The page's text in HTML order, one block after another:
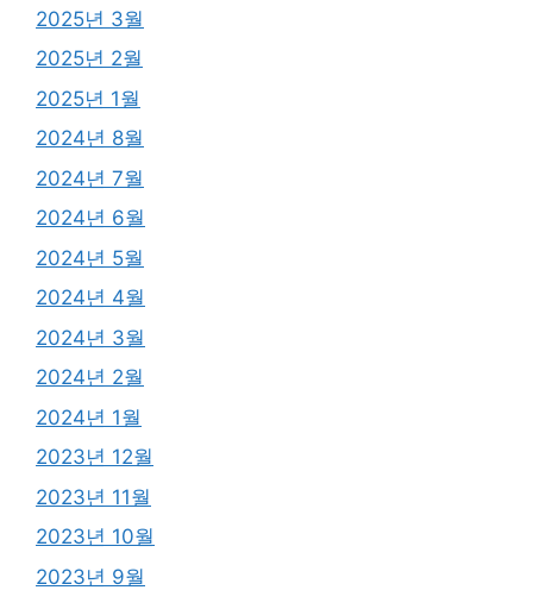
2025년 3월
2025년 2월
2025년 1월
2024년 8월
2024년 7월
2024년 6월
2024년 5월
2024년 4월
2024년 3월
2024년 2월
2024년 1월
2023년 12월
2023년 11월
2023년 10월
2023년 9월